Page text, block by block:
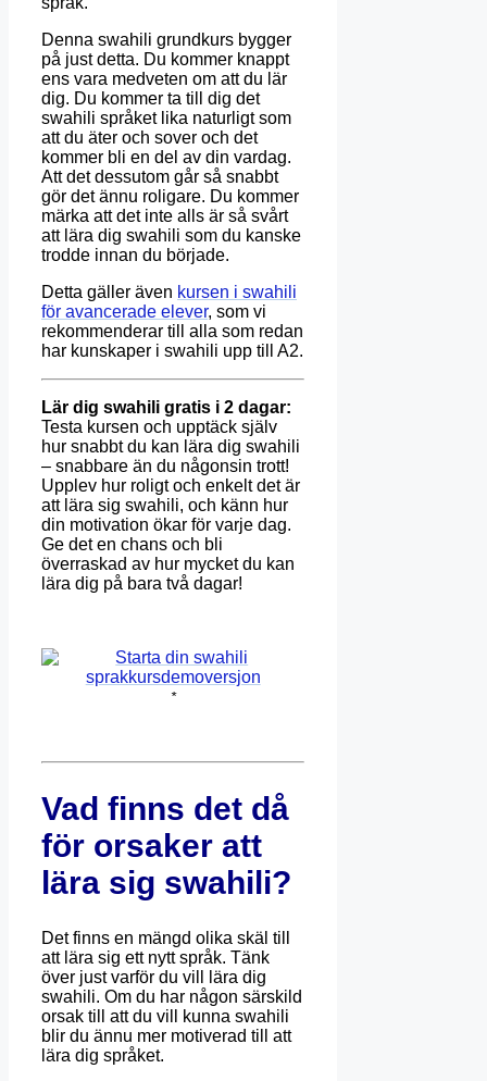
Denna swahili grundkurs bygger
på just detta. Du kommer knappt
ens vara medveten om att du lär
dig. Du kommer ta till dig det
swahili språket lika naturligt som
att du äter och sover och det
kommer bli en del av din vardag.
Att det dessutom går så snabbt
gör det ännu roligare. Du kommer
märka att det inte alls är så svårt
att lära dig swahili som du kanske
trodde innan du började.
Detta gäller även kursen i swahili
för avancerade elever, som vi
rekommenderar till alla som redan
har kunskaper i swahili upp till A2.
Lär dig swahili gratis i 2 dagar:
Testa kursen och upptäck själv
hur snabbt du kan lära dig swahili
– snabbare än du någonsin trott!
Upplev hur roligt och enkelt det är
att lära sig swahili, och känn hur
din motivation ökar för varje dag.
Ge det en chans och bli
överraskad av hur mycket du kan
lära dig på bara två dagar!
*
Vad finns det då
för orsaker att
lära sig swahili?
Det finns en mängd olika skäl till
att lära sig ett nytt språk. Tänk
över just varför du vill lära dig
swahili. Om du har någon särskild
orsak till att du vill kunna swahili
blir du ännu mer motiverad till att
lära dig språket.